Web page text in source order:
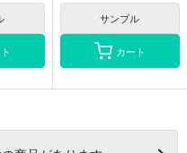
サンプル
カート